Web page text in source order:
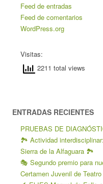
Feed de entradas
Feed de comentarios
WordPress.org
Visitas:
2211 total views
ENTRADAS RECIENTES
PRUEBAS DE
🏞️ Actividad
Sierra de la Alfaguara 🏞️
🎭 Segundo premio para
Certamen Juvenil de